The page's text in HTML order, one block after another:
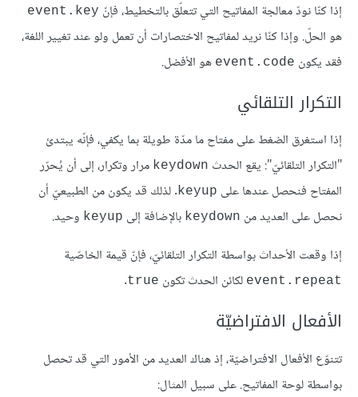
إذا كنّا نودّ معالجة المفاتيح التي تتعلّق بالتخطيط، فإنّ event.key
هو الحلّ. وإذا كنّا نريد لمفاتيح الاختصارات أن تعمل ولو عند تغيير اللغة،
فقد يكون event.code هو اﻷفضل.
التكرار التلقائي
إذا استغرق الضغط على مفتاح ما مدّة طويلة بما يكفي، فإنّه يبتدئ
"التكرار التلقائيّ": يقع الحدث keydown مرار وتكرار، إلى أن يُحرّر
المفتاح فنحصل عندها على keyup. لذلك قد يكون من الطبيعيّ أن
نحصل على العديد من keydown بالإضافة إلى keyup وحيد.
إذا وقعت الأحداث بواسطة التكرار التلقائيّ، فإنّ قيمة الخاصّية
event.repeat لكائن الحدث تكون true
.
اﻷفعال الافتراضيّة
تتنوّع الأفعال الافتراضيّة، إذ هناك العديد من اﻷمور التي قد تحصل
بواسطة لوحة المفاتيح. على سبيل المثال: